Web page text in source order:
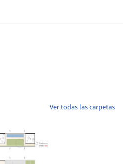
Ver todas las carpetas